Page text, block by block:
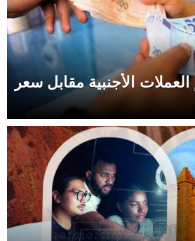
الأجنبية مقابل سعر